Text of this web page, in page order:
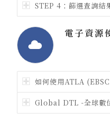
STEP 4：篩選查詢結
電子資源
如何使用ATLA
Global DTL -全球數